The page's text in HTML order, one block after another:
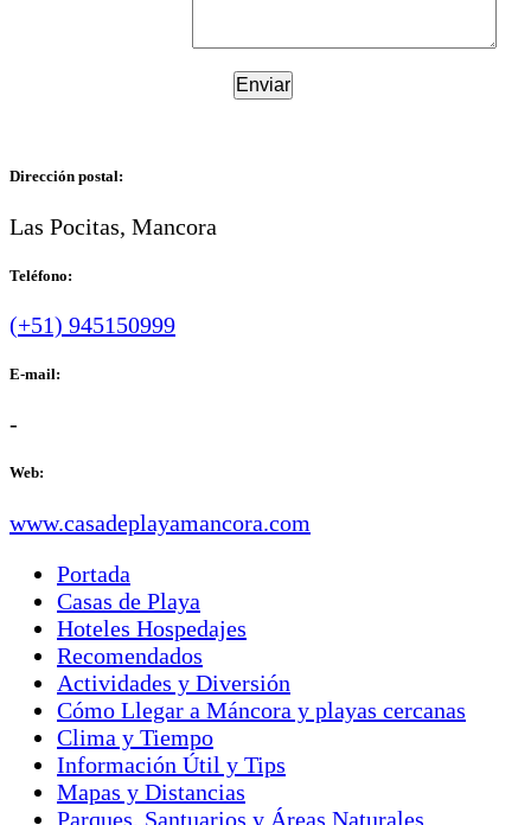
Dirección postal:
Las Pocitas, Mancora
Teléfono:
(+51) 945150999
E-mail:
-
Web:
www.casadeplayamancora.com
Portada
Casas de Playa
Hoteles Hospedajes
Recomendados
Actividades y Diversión
Cómo Llegar a Máncora y playas cercanas
Clima y Tiempo
Información Útil y Tips
Mapas y Distancias
Parques, Santuarios y Áreas Naturales